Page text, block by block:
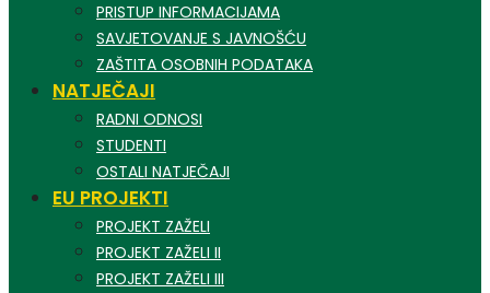
PRISTUP INFORMACIJAMA
SAVJETOVANJE S JAVNOŠĆU
ZAŠTITA OSOBNIH PODATAKA
NATJEČAJI
RADNI ODNOSI
STUDENTI
OSTALI NATJEČAJI
EU PROJEKTI
PROJEKT ZAŽELI
PROJEKT ZAŽELI II
PROJEKT ZAŽELI III